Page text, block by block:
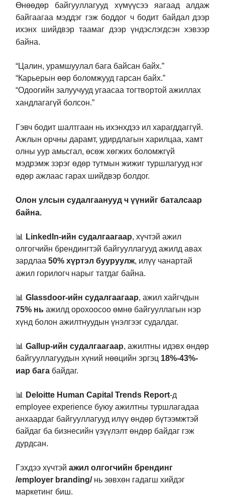
Өнөөдөр байгууллагууд хүмүүсээ яагаад алдаж
байгаагаа мэддэг гэж боддог ч бодит байдал дээр
ихэнх шийдвэр таамаг дээр үндэслэгдсэн хэвээр
байна.
“Цалин, урамшуулал бага байсан байх.”
“Карьерын өөр боломжууд гарсан байх.”
“Одоогийн залуучууд угаасаа тогтвортой ажиллах
хандлагагүй болсон.”
Гэвч бодит шалтгаан нь ихэнхдээ ил харагддаггүй.
Ажлын орчны дарамт, удирдлагын харилцаа, хамт
олны уур амьсгал, өсөж хөгжих боломжгүй
мэдрэмж зэрэг өдөр тутмын жижиг туршлагууд нэг
өдөр ажлаас гарах шийдвэр болдог.
Олон улсын судалгаанууд ч үүнийг баталсаар
байна.
📊 LinkedIn-ийн судалгаагаар, хүчтэй ажил
олгогчийн брендингтэй байгууллагууд ажилд авах
зардлаа 50% хүртэл бууруулж, илүү чанартай
ажил горилогч нарыг татдаг байна.
📊 Glassdoor-ийн судалгаагаар, ажил хайгчдын
75% нь ажилд орохоосоо өмнө байгууллагын нэр
хүнд болон ажилтнуудын үнэлгээг судалдаг.
📊 Gallup-ийн судалгаагаар, ажилтны идэвх өндөр
байгууллагуудын хүний нөөцийн эргэц 18%-43%-
иар бага байдаг.
📊 Deloitte Human Capital Trends Report-д
employee experience буюу ажилтны туршлагадаа
анхаардаг байгууллагууд илүү өндөр бүтээмжтэй
байдаг ба бизнесийн үзүүлэлт өндөр байдаг гэж
дурдсан.
Гэхдээ хүчтэй ажил олгогчийн брендинг
/employer branding/нь зөвхөн гадагш хийдэг
маркетинг биш.